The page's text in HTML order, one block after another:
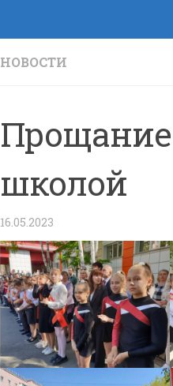
НОВОСТИ
школой
16.05.2023